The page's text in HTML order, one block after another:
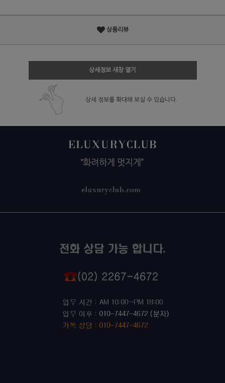
상품리뷰
상세정보 새창 열기
상세 정보를 확대해 보실 수 있습니다.